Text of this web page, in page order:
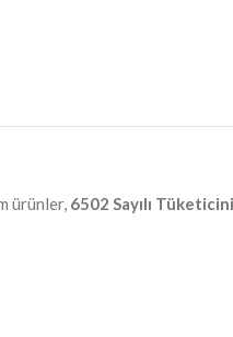
ürünler, 6502 Sayılı